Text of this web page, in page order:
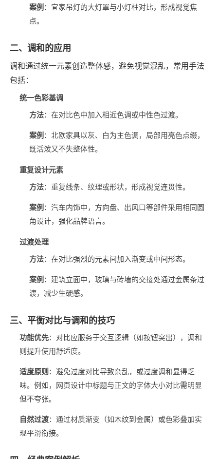
案例 ‌：宜家吊灯的大灯罩与小灯柱对比，形成视觉焦
点。
二、调和的应用
调和通过统一元素创造整体感，避免视觉混乱，常用手法
包括：
统一色彩基调
方法‌：在对比色中加入相近色调或中性色过渡。
案例 ‌：北欧家具以灰、白为主色调，局部用亮色点缀，
既活泼又不失整体性。
重复设计元素
方法‌：重复线条、纹理或形状，形成视觉连贯性。
案例 ‌：汽车内饰中，方向盘、出风口等部件采用相同圆
角设计，强化品牌语言。
过渡处理
方法‌：在对比强烈的元素间加入渐变或中间形态。
案例 ‌：建筑立面中，玻璃与砖墙的交接处通过金属条过
渡，减少生硬感。
三、平衡对比与调和的技巧
功能优先‌：对比应服务于交互逻辑（如按钮突出），调和
则提升使用舒适度。
适度原则 ‌：避免过度对比导致杂乱，或过度调和显得乏
味。例如，网页设计中标题与正文的字体大小对比需明显
但不夸张。
自然过渡‌：通过材质渐变（如木纹到金属）或色彩叠加实
现平滑衔接。